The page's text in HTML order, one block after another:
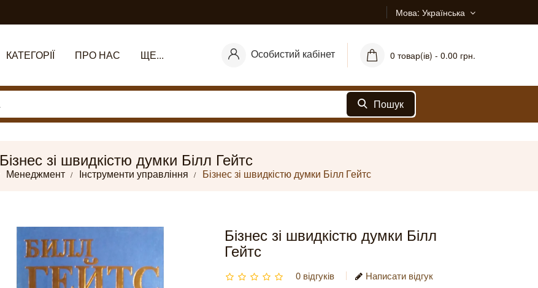
Мова Українська
КАТЕГОРІЇ ПРО НАС ЩЕ... Особистий кабінет 0 товар(ів) - 0.00 грн.
Пошук
Бізнес зі швидкістю думки Білл Гейтс
Менеджмент Інструменти управління Бізнес зі швидкістю думки Білл Гейтс
Бізнес зі швидкістю думки Білл
Гейтс
0 відгуків Написати відгук